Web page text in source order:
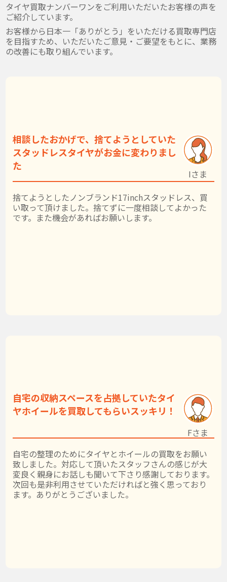
タイヤ買取ナンバーワンをご利用いただいたお客様の声を
ご紹介しています。
お客様から日本一「ありがとう」をいただける買取専門店
を目指すため、いただいたご意見・ご要望をもとに、業務
の改善にも取り組んでいます。
相談したおかげで、捨てようとしていた
スタッドレスタイヤがお金に変わりまし
た
捨てようとしたノンブランド17inchスタッドレス、買
い取って頂けました。捨てずに一度相談してよかった
です。また機会があればお願いします。
Iさま
自宅の収納スペースを占拠していたタイ
ヤホイールを買取してもらいスッキリ！
自宅の整理のためにタイヤとホイールの買取をお願い
致しました。対応して頂いたスタッフさんの感じが大
変良く親身にお話しも聞いて下さり感謝しております。
次回も是非利用させていただければと強く思っており
ます。ありがとうございました。
Fさま